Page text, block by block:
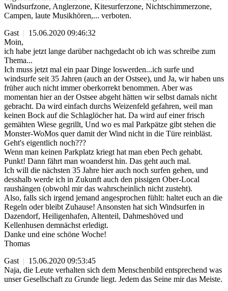
Windsurfzone, Anglerzone, Kitesurferzone, Nichtschimmerzone,
Campen, laute Musikhören,... verboten.
Gast | 15.06.2020 09:46:32
Moin,
ich habe jetzt lange darüber nachgedacht ob ich was schreibe zum
Thema...
Ich muss jetzt mal ein paar Dinge loswerden...ich surfe und
windsurfe seit 35 Jahren (auch an der Ostsee), und Ja, wir haben uns
früher auch nicht immer oberkorrekt benommen. Aber was
momentan hier an der Ostsee abgeht hätten wir selbst damals nicht
gebracht. Da wird einfach durchs Weizenfeld gefahren, weil man
keinen Bock auf die Schlaglöcher hat. Da wird auf einer frisch
gemähten Wiese gegrillt, Und wo es mal Parkpätze gibt stehen die
Monster-WoMos quer damit der Wind nicht in die Türe reinbläst.
Geht's eigentlich noch???
Wenn man keinen Parkplatz kriegt hat man eben Pech gehabt.
Punkt! Dann fährt man woanderst hin. Das geht auch mal.
Ich will die nächsten 35 Jahre hier auch noch surfen gehen, und
desshalb werde ich in Zukunft auch den pissigen Ober-Local
raushängen (obwohl mir das wahrscheinlich nicht zusteht).
Also, falls sich irgend jemand angesprochen fühlt: haltet euch an die
Regeln oder bleibt Zuhause! Ansonsten hat sich Windsurfen in
Dazendorf, Heiligenhafen, Altenteil, Dahmeshöved und
Kellenhusen demnächst erledigt.
Danke und eine schöne Woche!
Thomas
Gast | 15.06.2020 09:53:45
Naja, die Leute verhalten sich dem Menschenbild entsprechend was
unser Gesellschaft zu Grunde liegt. Jedem das Seine mir das Meiste.